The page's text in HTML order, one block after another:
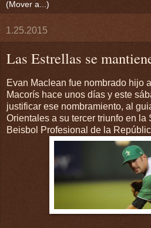
1.25.2015
Las Estrellas se
Evan Maclean fue nombrado hijo
Macorís hace unos días y este
justificar ese nombramiento, al
Orientales a su tercer triunfo en
Beisbol Profesional de la